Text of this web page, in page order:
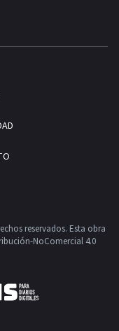
reservados. Esta obra
NoComercial 4.0